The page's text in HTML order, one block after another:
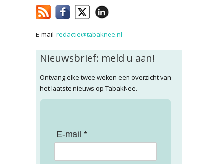
E-mail: redactie@tabaknee.nl
Nieuwsbrief: meld u aan!
Ontvang elke twee weken een overzicht van
het laatste nieuws op TabakNee.
E-mail *